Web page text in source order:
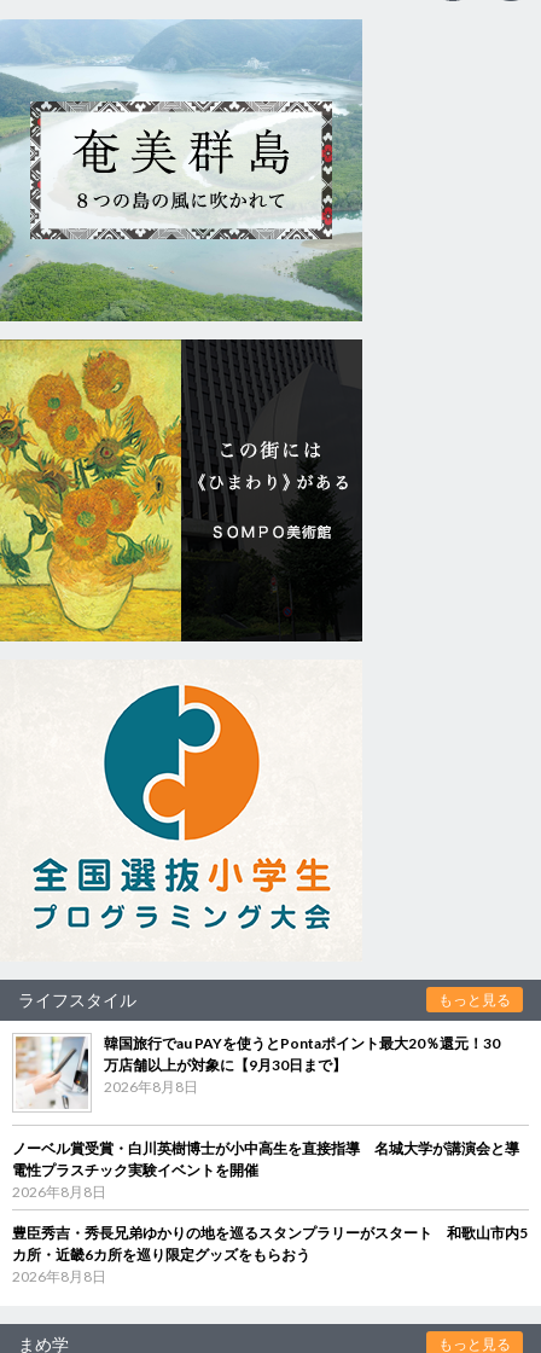
ライフスタイル もっと見る
韓国旅行でau PAYを使うとPontaポイント最大20％還元！30
万店舗以上が対象に【9月30日まで】
2026年8月8日
ノーベル賞受賞・白川英樹博士が小中高生を直接指導 名城大学が講演会と導
電性プラスチック実験イベントを開催
2026年8月8日
豊臣秀吉・秀長兄弟ゆかりの地を巡るスタンプラリーがスタート 和歌山市内5
カ所・近畿6カ所を巡り限定グッズをもらおう
2026年8月8日
まめ学 もっと見る